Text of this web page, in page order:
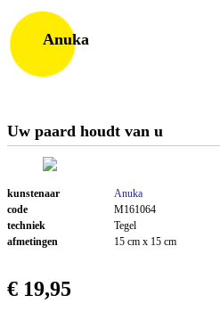
Anuka
Uw paard houdt van u
kunstenaar
Anuka
code
M161064
techniek
Tegel
afmetingen
15 cm x 15 cm
€ 19,95